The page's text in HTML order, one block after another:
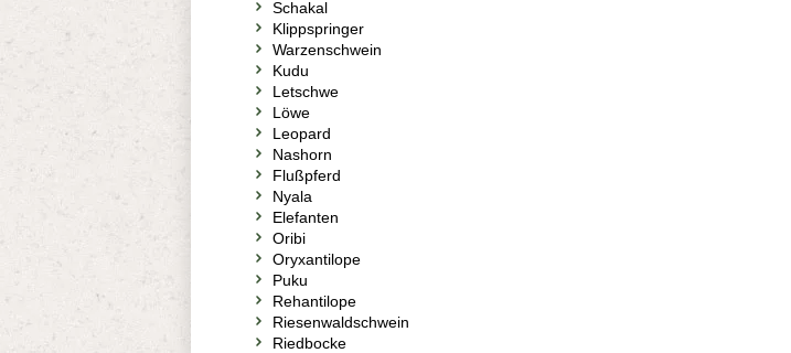
Schakal
Klippspringer
Warzenschwein
Kudu
Letschwe
Löwe
Leopard
Nashorn
Flußpferd
Nyala
Elefanten
Oribi
Oryxantilope
Puku
Rehantilope
Riesenwaldschwein
Riedbocke